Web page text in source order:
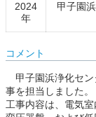
2024
年
甲子園
コメント
甲子園浜浄化セン
事を担当しました。
工事内容は、電気